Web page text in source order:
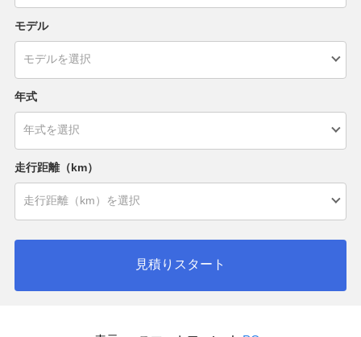
モデル
年式
走行距離（km）
見積りスタート